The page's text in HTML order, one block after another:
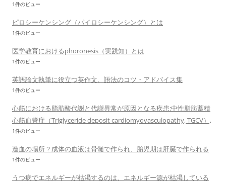
1件のビュー
ピロシーケンシング（パイロシーケンシング）とは
1件のビュー
医学教育におけるphoronesis（実践知）とは
1件のビュー
英語論文執筆に役立つ英作文、語法のコツ・アドバイス集
1件のビュー
心筋における脂肪酸代謝と代謝異常が原因となる疾患:中性脂肪蓄積
心筋血管症（Triglyceride deposit cardiomyovasculopathy, TGCV）,
1件のビュー
造血の場所？成体の血液は骨髄で作られ、胎児期は肝臓で作られる
1件のビュー
うつ病でエネルギーが枯渇するのは、エネルギー源が枯渇している